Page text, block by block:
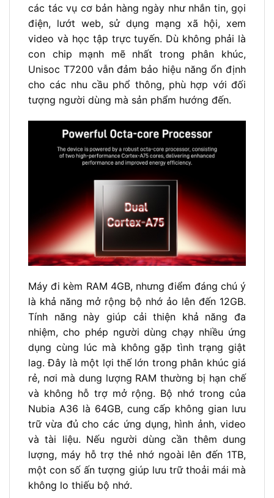
các tác vụ cơ bản hàng ngày như nhắn tin, gọi
điện, lướt web, sử dụng mạng xã hội, xem
video và học tập trực tuyến. Dù không phải là
con chip mạnh mẽ nhất trong phân khúc,
Unisoc T7200 vẫn đảm bảo hiệu năng ổn định
cho các nhu cầu phổ thông, phù hợp với đối
tượng người dùng mà sản phẩm hướng đến.
Máy đi kèm RAM 4GB, nhưng điểm đáng chú ý
là khả năng mở rộng bộ nhớ ảo lên đến 12GB.
Tính năng này giúp cải thiện khả năng đa
nhiệm, cho phép người dùng chạy nhiều ứng
dụng cùng lúc mà không gặp tình trạng giật
lag. Đây là một lợi thế lớn trong phân khúc giá
rẻ, nơi mà dung lượng RAM thường bị hạn chế
và không hỗ trợ mở rộng. Bộ nhớ trong của
Nubia A36 là 64GB, cung cấp không gian lưu
trữ vừa đủ cho các ứng dụng, hình ảnh, video
và tài liệu. Nếu người dùng cần thêm dung
lượng, máy hỗ trợ thẻ nhớ ngoài lên đến 1TB,
một con số ấn tượng giúp lưu trữ thoải mái mà
không lo thiếu bộ nhớ.